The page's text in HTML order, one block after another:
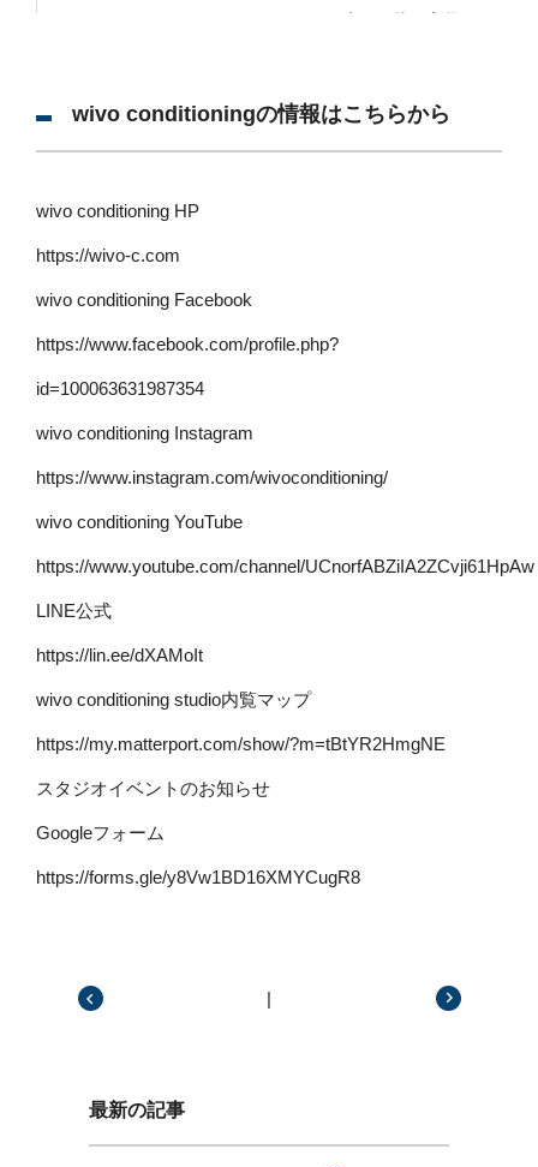
wivo conditioningの情報はこちらから
wivo conditioning HP
https://wivo-c.com
wivo conditioning Facebook
https://www.facebook.com/profile.php?
id=100063631987354
wivo conditioning Instagram
https://www.instagram.com/wivoconditioning/
wivo conditioning YouTube
https://www.youtube.com/channel/UCnorfABZiIA2ZCvji61HpAw
LINE公式
https://lin.ee/dXAMoIt
wivo conditioning studio内覧マップ
https://my.matterport.com/show/?m=tBtYR2HmgNE
スタジオイベントのお知らせ
Googleフォーム
https://forms.gle/y8Vw1BD16XMYCugR8
|
最新の記事